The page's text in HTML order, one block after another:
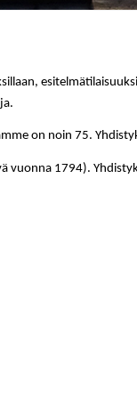
on noin 75.
vuonna 1794).